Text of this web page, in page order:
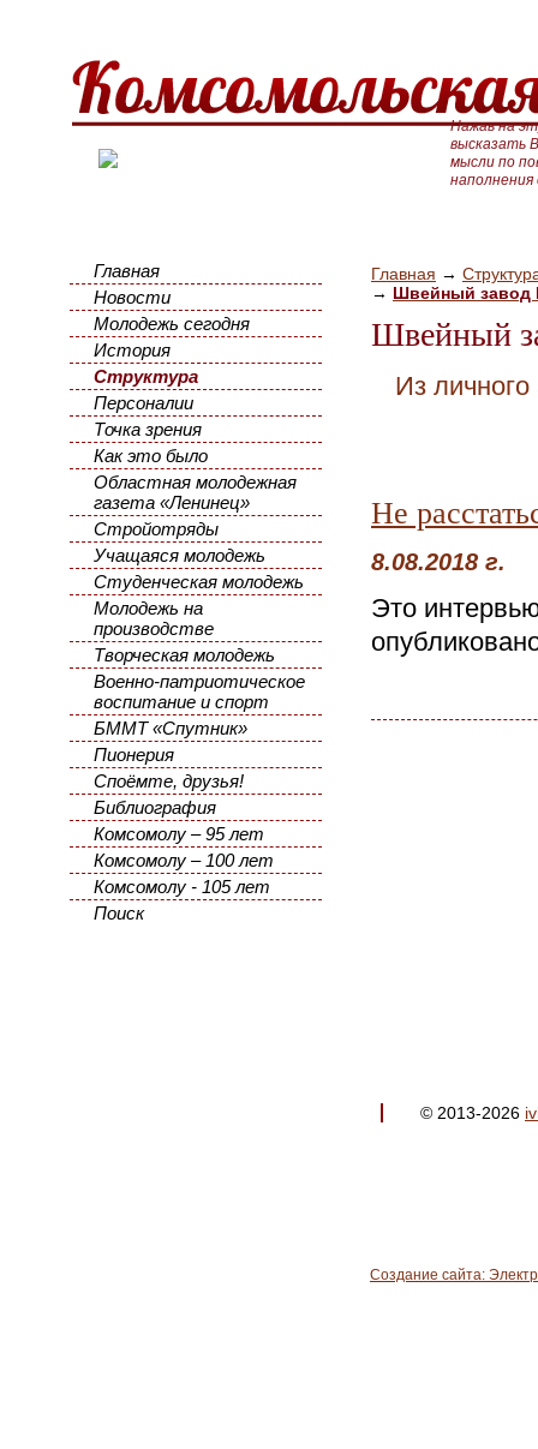
Нажав на
высказать
мысли по
Главная
Новости
Молодежь сегодня
История
Структура
Персоналии
Точка зрения
Как это было
Областная молодежная
газета «Ленинец»
Стройотряды
Учащаяся молодежь
Студенческая молодежь
Молодежь на
производстве
Творческая молодежь
Военно-патриотическое
воспитание и спорт
БММТ «Спутник»
Пионерия
Споёмте, друзья!
Библиография
Комсомолу – 95 лет
Комсомолу – 100 лет
Комсомолу - 105 лет
Поиск
Главная →
→ Швейный
Швейный
Из
Не
8.08.2018 г.
Это
© 2013-2026
Создание сайта: